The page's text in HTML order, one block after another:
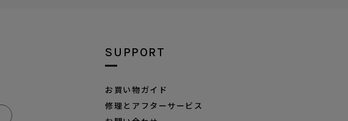
SUPPORT
お買い物ガイド
修理とアフターサービス